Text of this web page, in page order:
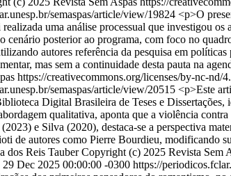
semaspas/article/view/19824 <p>O
uma análise processual que investigou os
cenário posterior ao programa, com foco no
autores referência da pesquisa em políticas
mas sem a continuidade desta pauta na
https://creativecommons.org/licenses/by-nc-nd/
semaspas/article/view/20515 <p>Este
Digital Brasileira de Teses e
qualitativa, aponta que a violência
e Silva (2020), destaca-se a perspectiva
de autores como Pierre Bourdieu, modificando
dos Reis Tauber Copyright (c) 2025 Revista Sem
Dec 2025 00:00:00 -0300 https://